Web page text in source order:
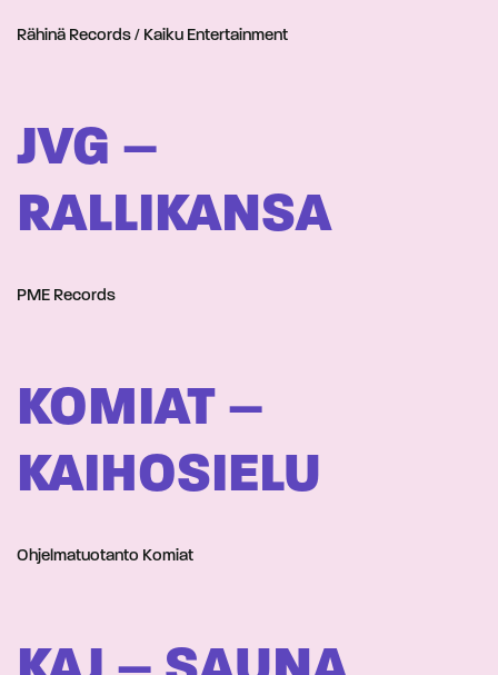
Rähinä Records / Kaiku Entertainment
JVG –
RALLIKANSA
PME Records
KOMIAT –
KAIHOSIELU
Ohjelmatuotanto Komiat